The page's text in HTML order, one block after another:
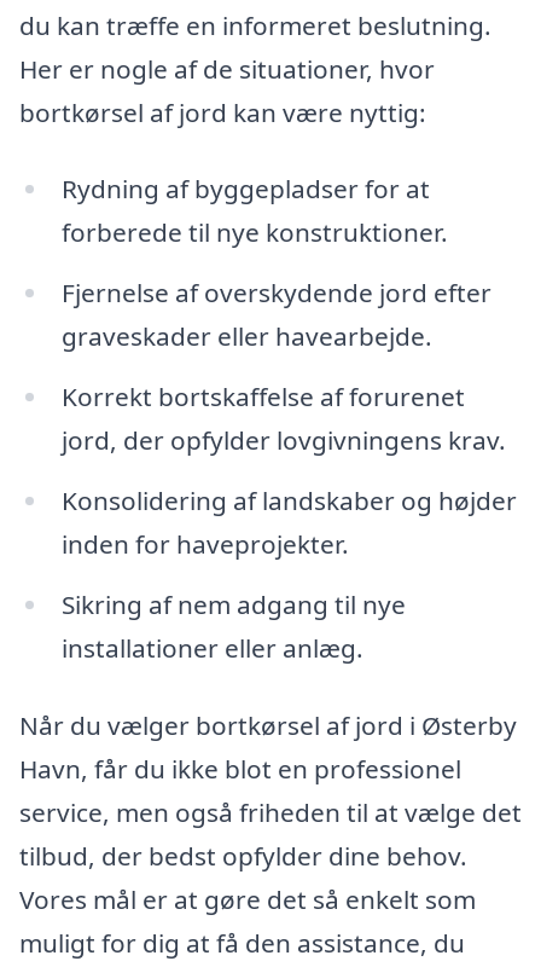
du kan træffe en informeret beslutning.
Her er nogle af de situationer, hvor
bortkørsel af jord kan være nyttig:
Rydning af byggepladser for at
forberede til nye konstruktioner.
Fjernelse af overskydende jord efter
graveskader eller havearbejde.
Korrekt bortskaffelse af forurenet
jord, der opfylder lovgivningens krav.
Konsolidering af landskaber og højder
inden for haveprojekter.
Sikring af nem adgang til nye
installationer eller anlæg.
Når du vælger bortkørsel af jord i Østerby
Havn, får du ikke blot en professionel
service, men også friheden til at vælge det
tilbud, der bedst opfylder dine behov.
Vores mål er at gøre det så enkelt som
muligt for dig at få den assistance, du